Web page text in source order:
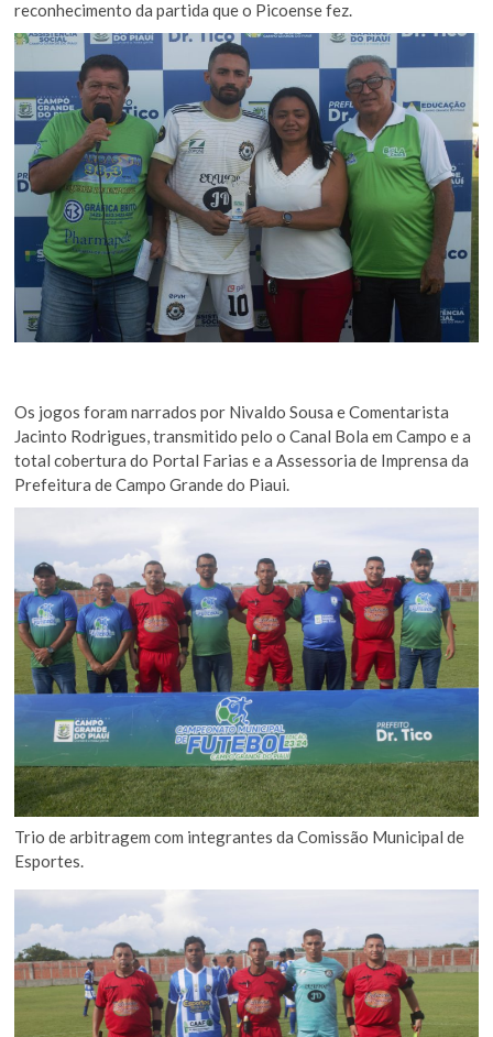
reconhecimento da partida que o Picoense fez.
Os jogos foram narrados por Nivaldo Sousa e Comentarista
Jacinto Rodrigues, transmitido pelo o Canal Bola em Campo e a
total cobertura do Portal Farias e a Assessoria de Imprensa da
Prefeitura de Campo Grande do Piaui.
Trio de arbitragem com integrantes da Comissão Municipal de
Esportes.